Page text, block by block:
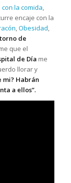
la comida,
encaje con la
,Obesidad,
de
que el
de Día me
llorar y
mi? Habrán
a ellos”.